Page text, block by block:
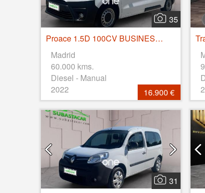
35
Proace 1.5D 100CV BUSINESS 1PL 2PT L1
Madrid
60.000 kms.
Diesel - Manual
2022
16.900 €
31